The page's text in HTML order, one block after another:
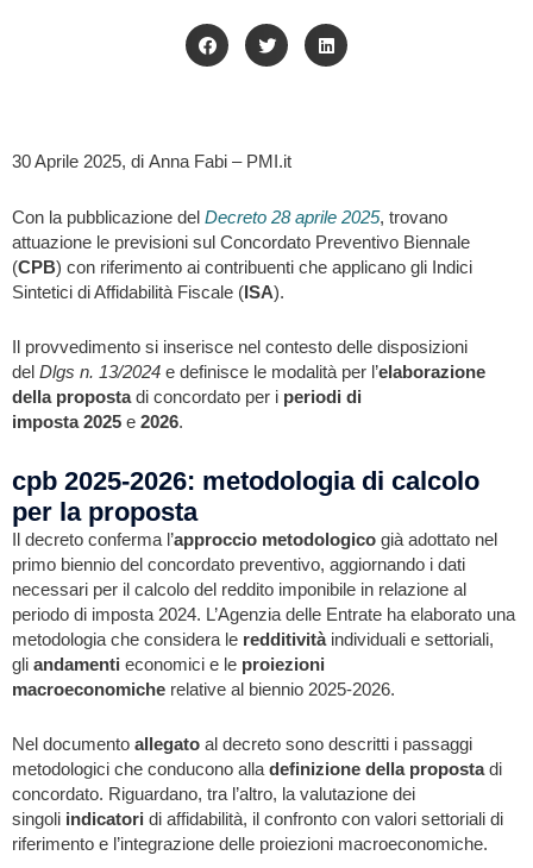
30 Aprile 2025, di Anna Fabi – PMI.it
Con la pubblicazione del Decreto 28 aprile 2025, trovano
attuazione le previsioni sul Concordato Preventivo Biennale
(CPB) con riferimento ai contribuenti che applicano gli Indici
Sintetici di Affidabilità Fiscale ( ISA).
Il provvedimento si inserisce nel contesto delle disposizioni
del Dlgs n. 13/2024 e definisce le modalità per l’elaborazione
della propostadi concordato per i periodi di
imposta 2025 e 2026.
cpb 2025-2026: metodologia di calcolo
per la proposta
Il decreto conferma l’approccio metodologico già adottato nel
primo biennio del concordato preventivo, aggiornando i dati
necessari per il calcolo del reddito imponibile in relazione al
periodo di imposta 2024. L’Agenzia delle Entrate ha elaborato una
metodologia che considera le redditività individuali e settoriali,
gli andamenti economici e le proiezioni
macroeconomiche relative al biennio 2025-2026.
Nel documento allegato al decreto sono descritti i passaggi
metodologici che conducono alladefinizione della propostadi
concordato. Riguardano, tra l’altro, la valutazione dei
singoli indicatori di affidabilità, il confronto con valori settoriali di
riferimento e l’integrazione delle proiezioni macroeconomiche.